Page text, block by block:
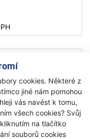
cookies. Některé z
jiné nám pomohou
vás navést k tomu,
všech cookies? Svůj
na tlačítko
souborů cookies
foukač